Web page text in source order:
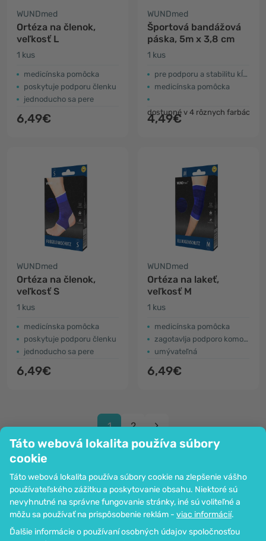
Táto webová lokalita používa súbory
cookie
Táto webová lokalita používa súbory cookie na zlepšenie vášho
používateľského zážitku a poskytovanie obsahu. Niektoré sú
nevyhnutné na správne fungovanie stránky, iné sú voliteľné a
môžu sa používať na prispôsobenie reklám - viac informácií.
Ďalšie informácie o používaní osobných údajov spoločnosťou
WUNDmed
Ortéza na členok,
veľkosť L
1 kus
medicínska pomôcka
poskytuje podporu členku
jednoducho sa pere
6,49€
WUNDmed
Športová bandážová
páska, 5m x 3,8 cm
1 kus
pre podporu a stabilitu kĺbov
medicínska pomôcka
dostupné v 4 rôznych farbách
4,49€
WUNDmed
Ortéza na členok,
veľkosť S
1 kus
medicínska pomôcka
poskytuje podporu členku
jednoducho sa pere
6,49€
WUNDmed
Ortéza na lakeť,
veľkosť M
1 kus
medicínska pomôcka
zagotavlja podporo komolcu
umývateľná
6,49€
1 2
Spoločnosť
Informácie
Pripoj sa k nám